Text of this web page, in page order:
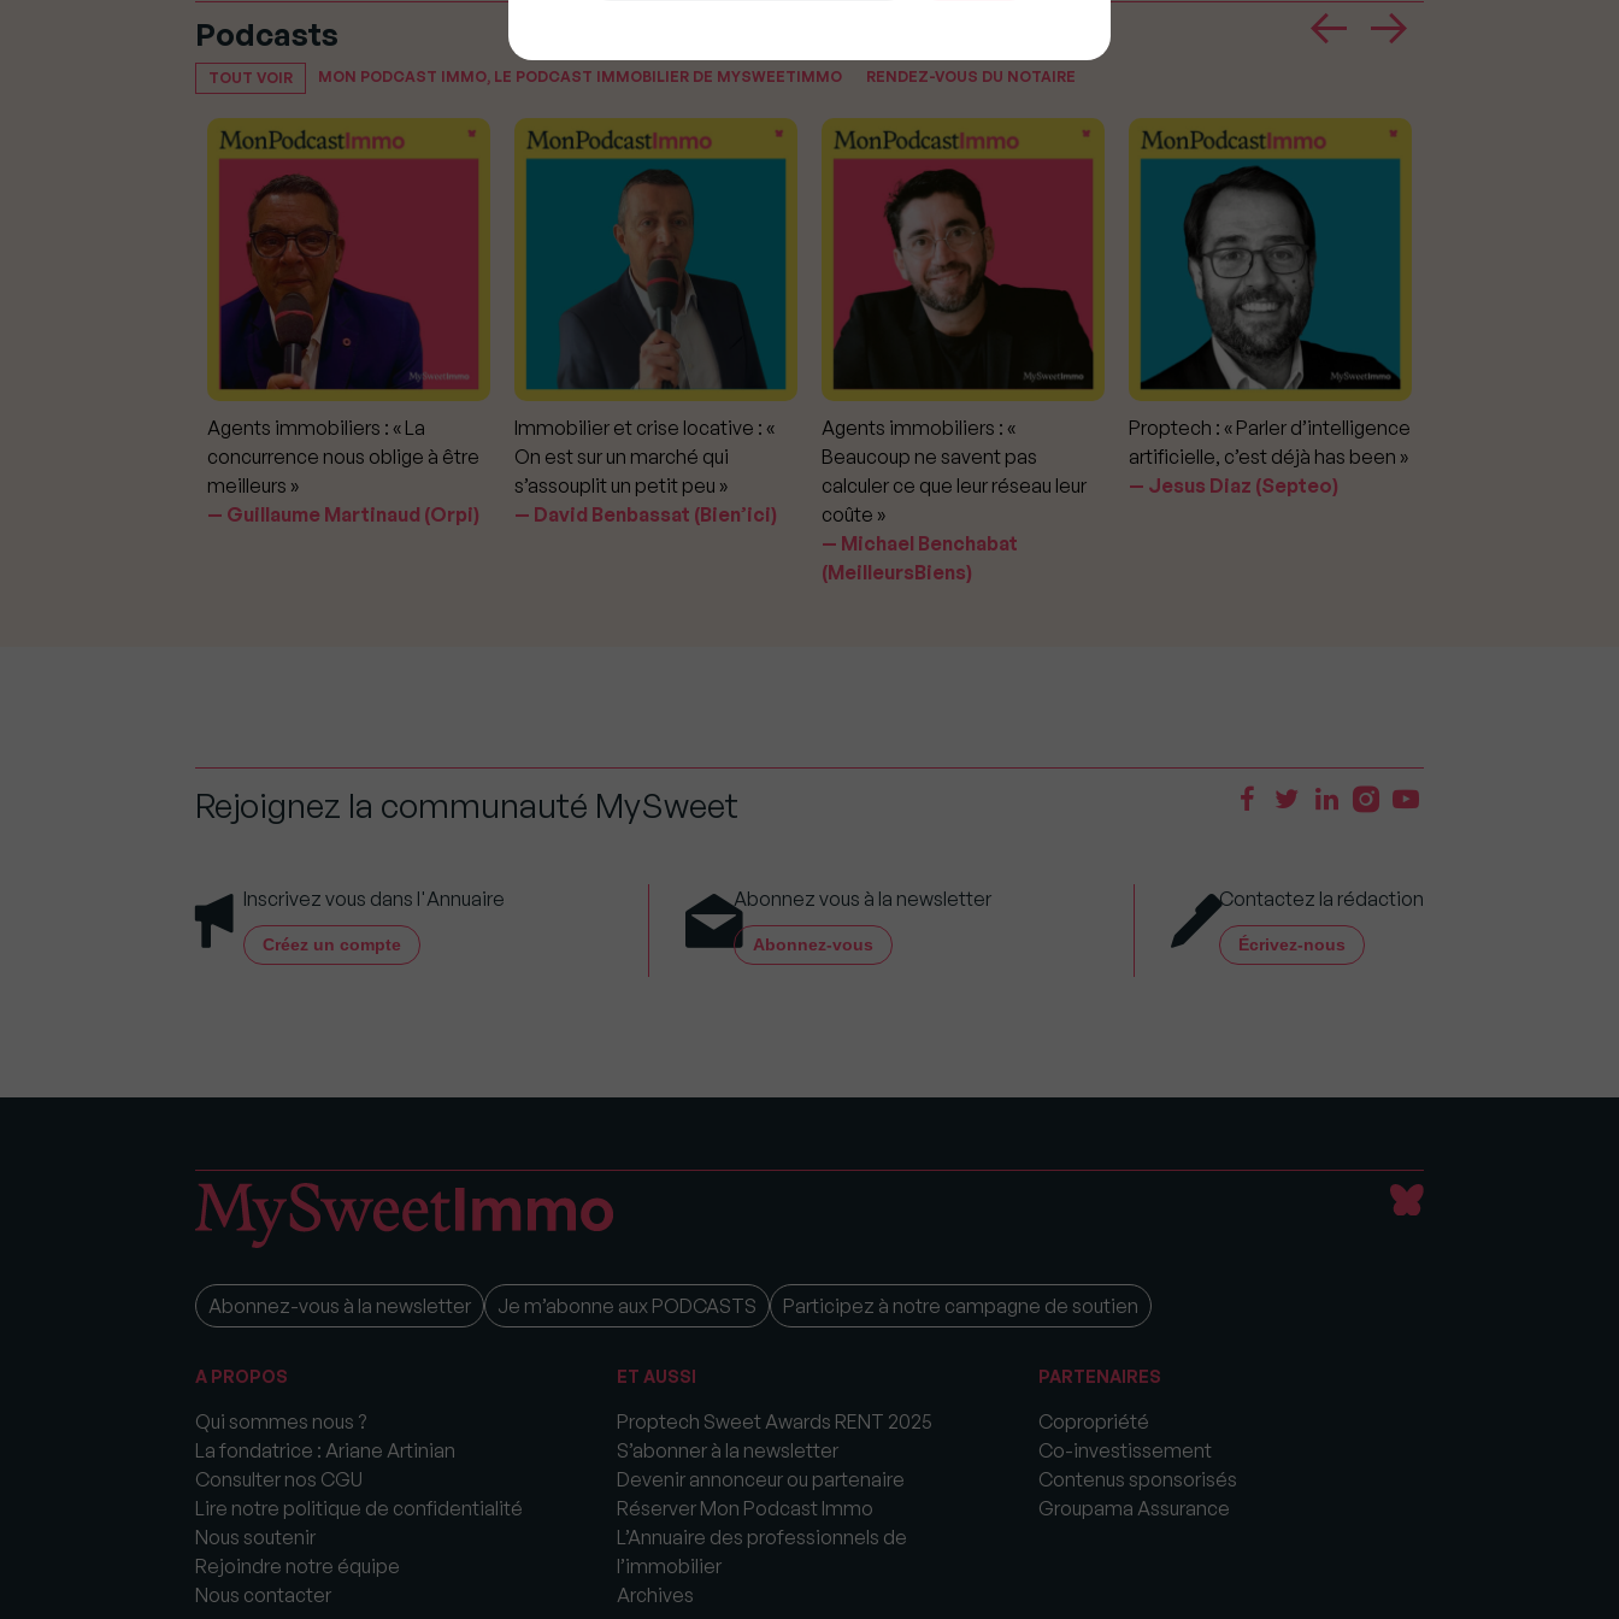
Podcasts
TOUT VOIR MON PODCAST IMMO, LE PODCAST IMMOBILIER DE MYSWEETIMMO RENDEZ-VOUS DU NOTAIRE
Agents immobiliers : « La
concurrence nous oblige à être
meilleurs »
Guillaume Martinaud (Orpi)
Immobilier et crise locative : «
On est sur un marché qui
s’assouplit un petit peu »
David Benbassat (Bien’ici)
Agents immobiliers : «
Beaucoup ne savent pas
calculer ce que leur réseau leur
coûte »
Michael Benchabat
(MeilleursBiens)
Proptech : « Parler d’intelligence
artificielle, c’est déjà has been »
Jesus Diaz (Septeo)
Rejoignez la communauté MySweet
Inscrivez vous dans l'Annuaire
Créez un compte
Abonnez vous à la newsletter
Abonnez-vous
Contactez la rédaction
Écrivez-nous
Abonnez-vous à la newsletter Je m’abonne aux PODCASTS Participez à notre campagne de soutien
A PROPOS
Qui sommes nous ?
La fondatrice : Ariane Artinian
Consulter nos CGU
Lire notre politique de confidentialité
Nous soutenir
Rejoindre notre équipe
Nous contacter
ET AUSSI
Proptech Sweet Awards RENT 2025
S’abonner à la newsletter
Devenir annonceur ou partenaire
Réserver Mon Podcast Immo
L’Annuaire des professionnels de
l’immobilier
Archives
PARTENAIRES
Copropriété
Co-investissement
Contenus sponsorisés
Groupama Assurance